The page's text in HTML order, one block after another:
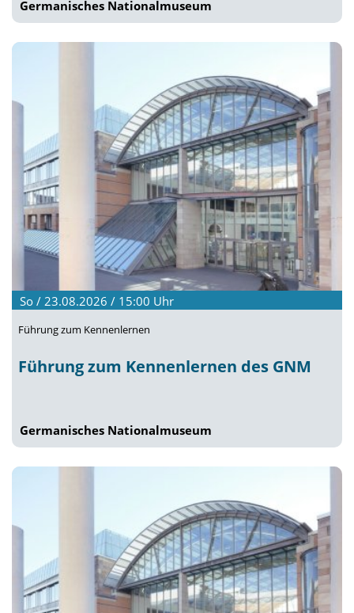
Germanisches Nationalmuseum
So / 23.08.2026 / 15:00 Uhr
Führung zum Kennenlernen
Führung zum Kennenlernen des GNM
Germanisches Nationalmuseum